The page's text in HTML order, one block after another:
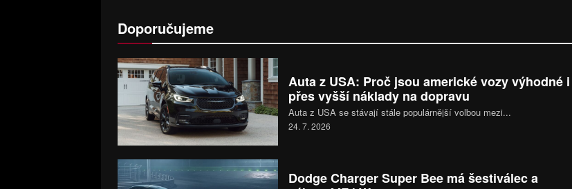
Doporučujeme
Auta z USA: Proč jsou americké vozy výhodné i
přes vyšší náklady na dopravu
Auta z USA se stávají stále populárnější volbou mezi...
24. 7. 2026
Dodge Charger Super Bee má šestiválec a